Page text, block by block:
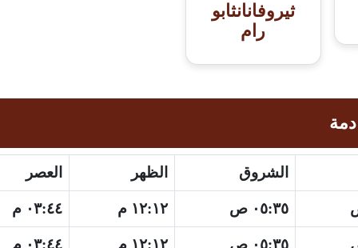
ثيروفانانثابو
رام
الشروق الظهر العصر
٠٥:٣٥ ص ١٢:١٢ م ٠٣:٤٤ م
٠٥:٣٥ ص ١٢:١٢ م ٠٣:٤٤ م